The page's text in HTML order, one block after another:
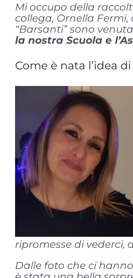
Mi occupo della
collega, Ornella
“Barsanti” sono
la nostra Scuola e
Come è nata l’idea
ripromesse di vederci,
Dalle foto che ci